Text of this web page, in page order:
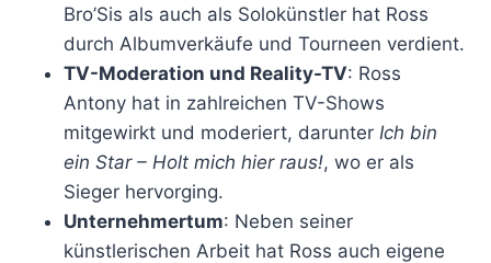
Bro’Sis als auch als Solokünstler hat Ross
durch Albumverkäufe und Tourneen verdient.
TV-Moderation und Reality-TV: Ross
Antony hat in zahlreichen TV-Shows
mitgewirkt und moderiert, darunter Ich bin
ein Star – Holt mich hier raus!, wo er als
Sieger hervorging.
Unternehmertum: Neben seiner
künstlerischen Arbeit hat Ross auch eigene